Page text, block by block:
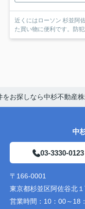
近くにはローソン 杉並阿
た買い物に便利です。防
お探しなら中杉不動産
中
03-3330-0123
〒166-0001
東京都杉並区阿佐谷北
営業時間： 10：00～18